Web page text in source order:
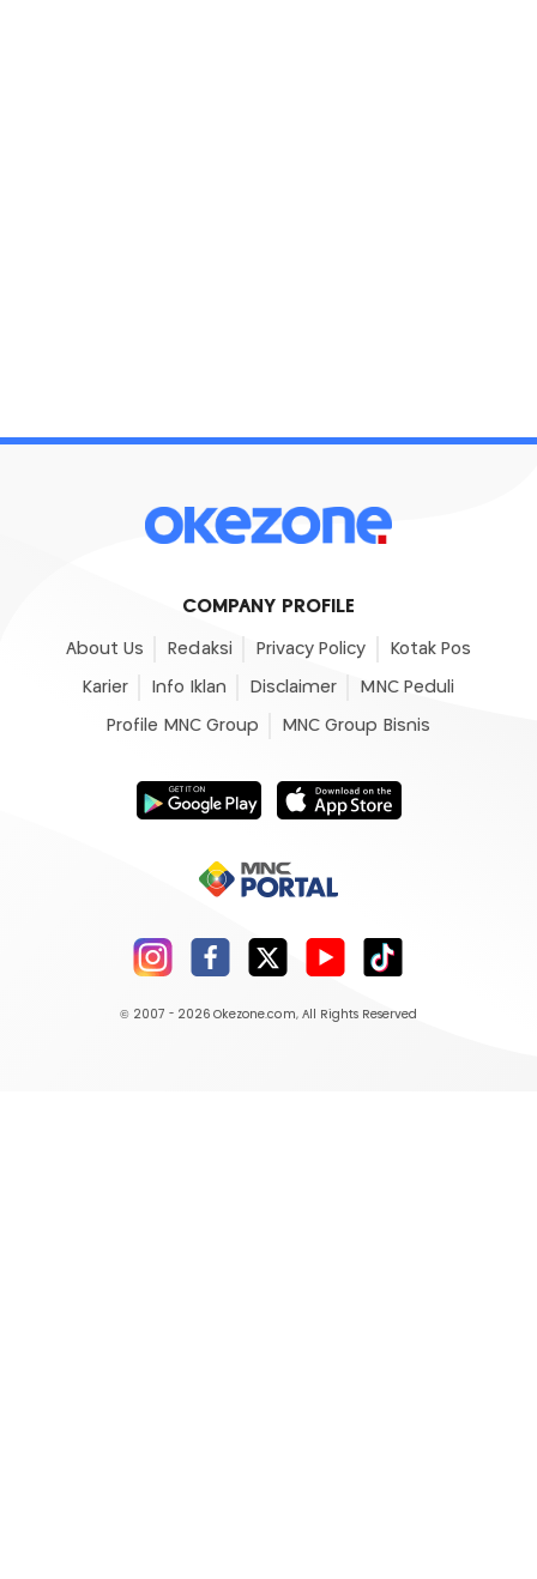
COMPANY PROFILE
About Us Redaksi Privacy Policy Kotak Pos
Karier Info Iklan Disclaimer MNC Peduli
Profile MNC Group MNC Group Bisnis
© 2007 - 2026 Okezone.com, All Rights Reserved